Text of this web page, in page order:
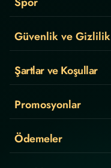
Güvenlik ve Gizlilik
Şartlar ve Koşullar
Promosyonlar
Ödemeler